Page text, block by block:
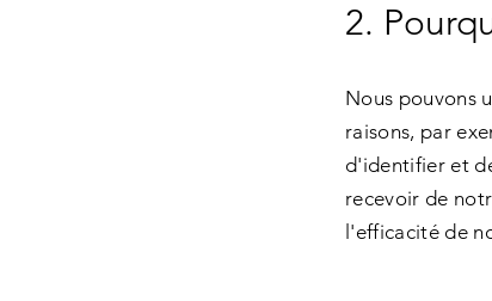
2.
Nous pouvons
raisons, par
d'identifier et
recevoir de
l'efficacité de